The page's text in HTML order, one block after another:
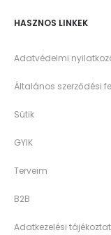
HASZNOS LINKEK
Adatvédelmi
Általános szerződési
Sütik
GYIK
Terveim
B2B
Adatkezelési